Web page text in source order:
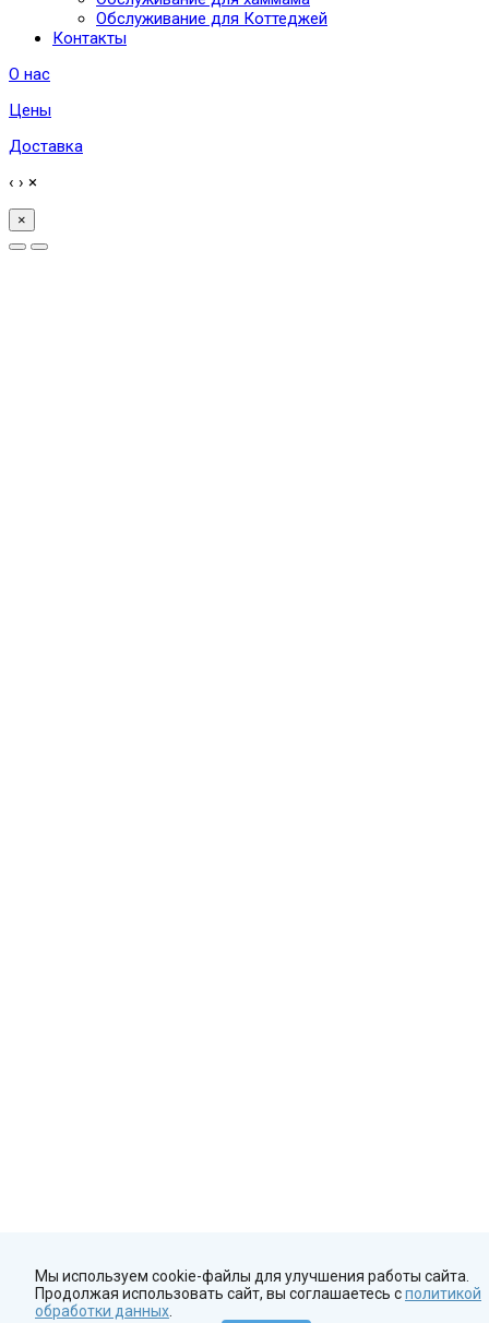
Обслуживание для Коттеджей
Контакты
О нас
Цены
Доставка
‹ › ×
×
Мы используем cookie-файлы для улучшения работы сайта.
Продолжая использовать сайт, вы соглашаетесь сполитикой
обработки данных